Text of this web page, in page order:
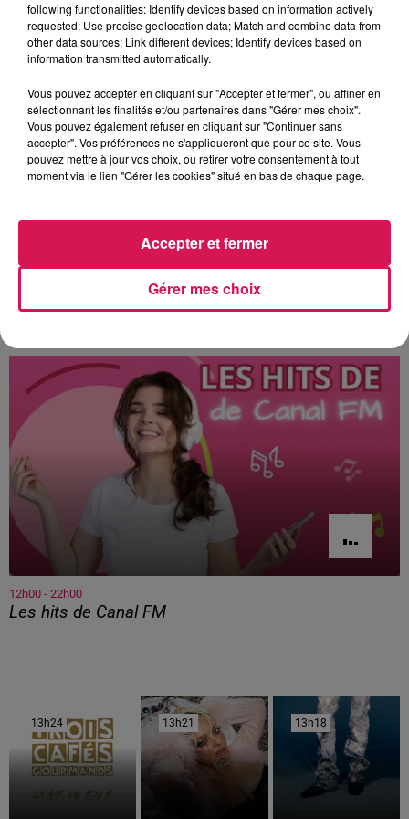
19 mai, suivi par un grand concert de jazz gratuit et en plein
air, avec l’orchestre de Pascal Neveu, le 22 mai sur la place
d’Armes à Guise. Un concert de gospel aura lieu ensuite le 5
juin prochain en l’église Notre Dame de Vervins et puis c’est
le rappeur de Marly-Gomont, Kamini, qui sera la tête d’affiche
de cette saison culturelle Thiérachienne très raccourcie.
Kamini viendra nous présenter son 3ème album et son
nouveau one-man-show pour un spectacle hilarant le 12 juin
ouvertes au 06 30 91 46 88.
À L'ANTENNE
12h00 - 22h00
Les hits de Canal FM
13h24
13h24 13h21
13h21 13h18
13h18
following functionalities: Identify devices based on information actively
requested; Use precise geolocation data; Match and combine data from
other data sources; Link different devices; Identify devices based on
information transmitted automatically.
Vous pouvez accepter en cliquant sur "Accepter et fermer", ou affiner en
sélectionnant les finalités et/ou partenaires dans "Gérer mes choix".
Vous pouvez également refuser en cliquant sur "Continuer sans
accepter". Vos préférences ne s'appliqueront que pour ce site. Vous
pouvez mettre à jour vos choix, ou retirer votre consentement à tout
moment via le lien "Gérer les cookies" situé en bas de chaque page.
Gérer mes choix
Accepter et fermer